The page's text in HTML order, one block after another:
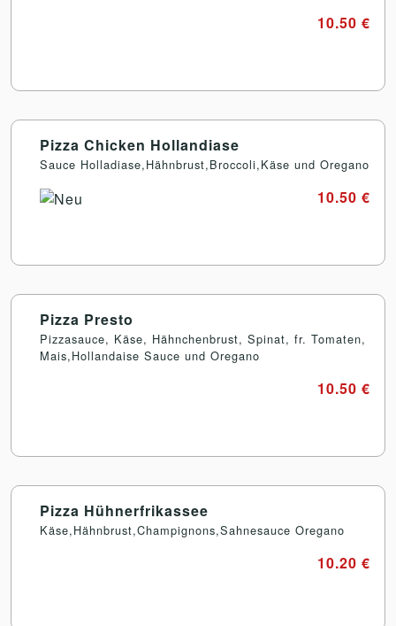
10.50 €
Pizza Chicken Hollandiase
Sauce Holladiase,Hähnbrust,Broccoli,Käse und Oregano
10.50 €
Pizza Presto
Pizzasauce, Käse, Hähnchenbrust, Spinat, fr. Tomaten,
Mais,Hollandaise Sauce und Oregano
10.50 €
Pizza Hühnerfrikassee
Käse,Hähnbrust,Champignons,Sahnesauce Oregano
10.20 €